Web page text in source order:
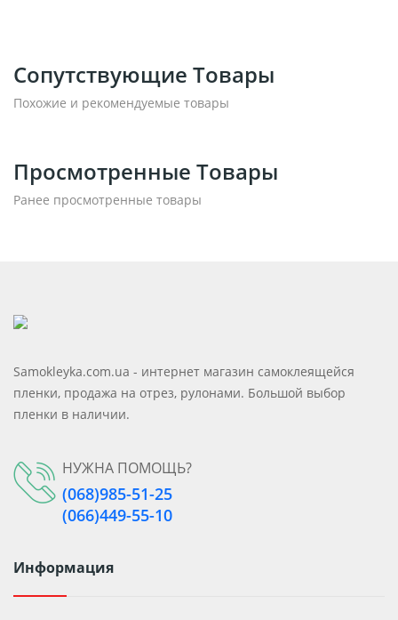
Сопутствующие Товары
Похожие и рекомендуемые товары
Просмотренные Товары
Ранее просмотренные товары
Samokleyka.com.ua - интернет магазин самоклеящейся
пленки, продажа на отрез, рулонами. Большой выбор
пленки в наличии.
НУЖНА ПОМОЩЬ?
(068)985-51-25
(066)449-55-10
Информация